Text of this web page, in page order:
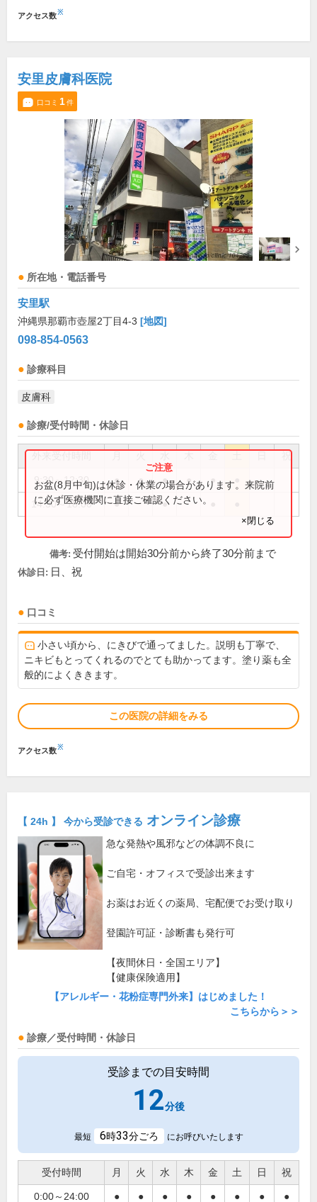
アクセス数※
安里皮膚科医院
口コミ 1件
所在地・電話番号
安里駅
沖縄県那覇市壺屋2丁目4-3 [地図]
098-854-0563
診療科目
皮膚科
診療/受付時間・休診日
祝
9:30～12:30 ● ● ● ● ●
14:30～18:00 ● ●
お盆(8月中旬)は休診・休業の場合があります。来院前
に必ず医療機関に直接ご確認ください。
×閉じる
備考: 受付開始は開始30分前から終了30分前まで
休診日: 日、祝
口コミ
小さい頃から、にきびで通ってました。説明も丁寧で、
ニキビもとってくれるのでとても助かってます。塗り薬も全
般的によくききます。
この医院の詳細をみる
アクセス数※
【 24h 】 今から受診できる オンライン診療
急な発熱や風邪などの体調不良に
ご自宅・オフィスで受診出来ます
お薬はお近くの薬局、宅配便でお受け取り
登園許可証・診断書も発行可
【夜間休日・全国エリア】
【健康保険適用】
【アレルギー・花粉症専門外来】はじめました！
こちらから＞＞
診療／受付時間・休診日
受診までの目安時間
12分後
最短 6時33分ごろ にお呼びいたします
受付時間 月 火 水 木 金 土 日 祝
0:00～24:00 ● ● ● ● ● ● ● ●